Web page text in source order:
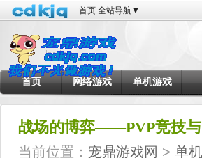
首页 全站导航▼
首页 网络游戏 单机游戏
战场的博弈——PVP竞技
当前位置： 宠鼎游戏网 > 单